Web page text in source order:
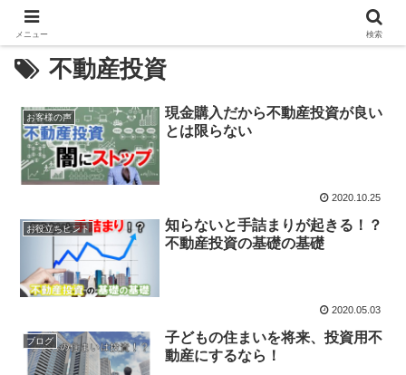
不動産投資
お客様の声
現金購入だから不動産投資が良い
とは限らない
2020.10.25
お役立ちヒント
知らないと手詰まりが起きる！？
不動産投資の基礎の基礎
2020.05.03
ブログ
子どもの住まいを将来、投資用不
動産にするなら！
メニュー 検索